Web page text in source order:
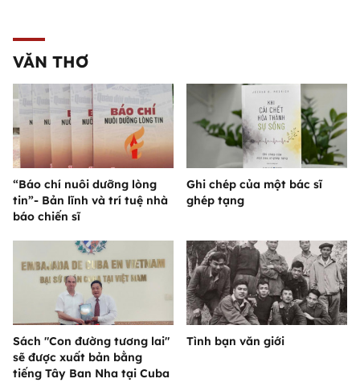
VĂN THƠ
“Báo chí nuôi dưỡng lòng
tin”- Bản lĩnh và trí tuệ nhà
báo chiến sĩ
Ghi chép của một bác sĩ
ghép tạng
Sách "Con đường tương lai"
sẽ được xuất bản bằng
tiếng Tây Ban Nha tại Cuba
Tình bạn văn giới